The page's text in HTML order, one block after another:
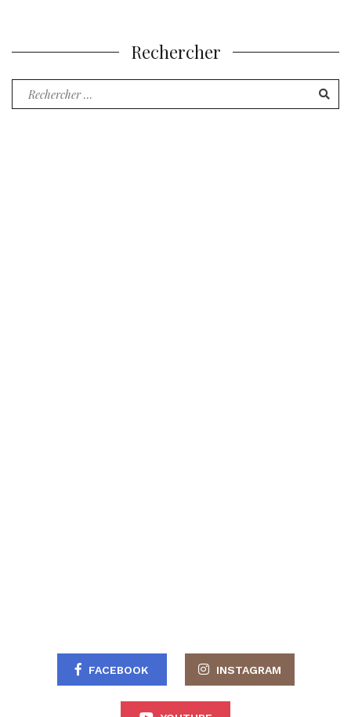
Rechercher
Recherche
FACEBOOK INSTAGRAM